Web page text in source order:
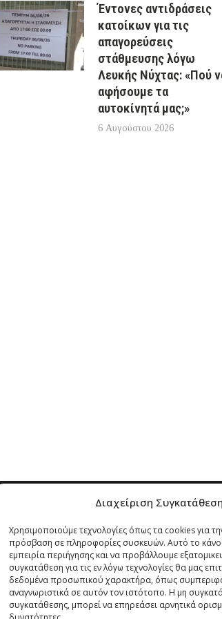
Διαχείριση
Χρησιμοποιούμε τεχνολογίες όπως τα cookies για
πρόσβαση σε πληροφορίες συσκευών. Αυτό το
εμπειρία περιήγησης και να προβάλλουμε
συγκατάθεση για τις εν λόγω τεχνολογίες θα μας
δεδομένα προσωπικού χαρακτήρα, όπως
αναγνωριστικά σε αυτόν τον ιστότοπο. Η μη
συγκατάθεσης, μπορεί να επηρεάσει αρνητικά
Έντονες αντιδράσεις
κατοίκων για τις
απαγορεύσεις
στάθμευσης λόγω
Λευκής Νύχτας: «Πού
αφήσουμε τα
αυτοκίνητά μας;»
6 Αυγούστου 2026